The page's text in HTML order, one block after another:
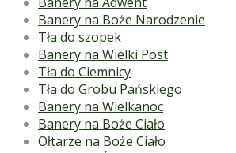
Banery na Boże Narodzenie
Tła do szopek
Banery na Wielki Post
Tła do Ciemnicy
Tła do Grobu Pańskiego
Banery na Wielkanoc
Banery na Boże Ciało
Ołtarze na Boże Ciało